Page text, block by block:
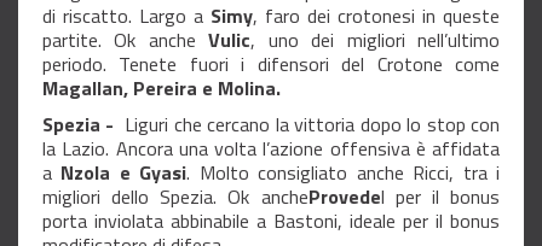
di riscatto. Largo a Simy, faro dei crotonesi in queste
partite. Ok ancheVulic, uno dei migliori nell’ultimo
periodo. Tenete fuori i difensori del Crotone come
Magallan, Pereira e Molina.
Spezia - Liguri che cercano la vittoria dopo lo stop con
la Lazio. Ancora una volta l’azione offensiva è affidata
a Nzola e Gyasi. Molto consigliato anche Ricci, tra i
migliori dello Spezia. Ok ancheProvedel per il bonus
porta inviolata abbinabile a Bastoni, ideale per il bonus